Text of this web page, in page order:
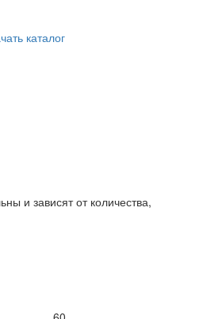
каталог
и зависят от количества,